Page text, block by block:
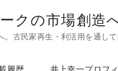
クの市場創造
古民家再生・利活用を通し
履歴 井上幸一プロフ